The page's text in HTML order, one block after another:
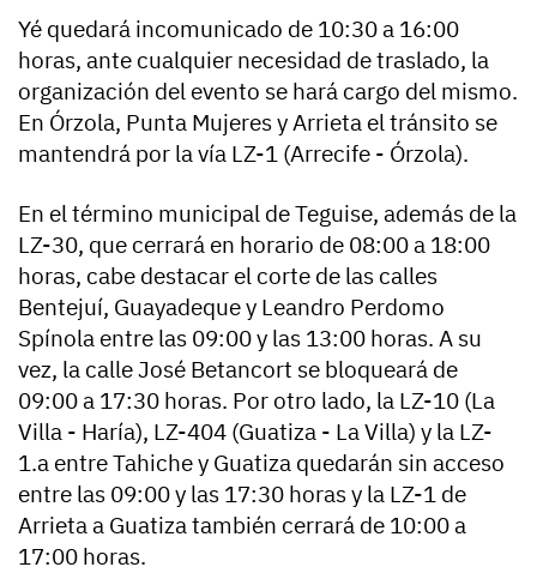
Yé quedará incomunicado de 10:30 a 16:00
horas, ante cualquier necesidad de traslado, la
organización del evento se hará cargo del mismo.
En Órzola, Punta Mujeres y Arrieta el tránsito se
mantendrá por la vía LZ-1 (Arrecife - Órzola).
En el término municipal de Teguise, además de la
LZ-30, que cerrará en horario de 08:00 a 18:00
horas, cabe destacar el corte de las calles
Bentejuí, Guayadeque y Leandro Perdomo
Spínola entre las 09:00 y las 13:00 horas. A su
vez, la calle José Betancort se bloqueará de
09:00 a 17:30 horas. Por otro lado, la LZ-10 (La
Villa - Haría), LZ-404 (Guatiza - La Villa) y la LZ-
1.a entre Tahiche y Guatiza quedarán sin acceso
entre las 09:00 y las 17:30 horas y la LZ-1 de
Arrieta a Guatiza también cerrará de 10:00 a
17:00 horas.